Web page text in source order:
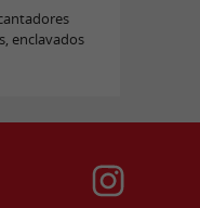
enclavados